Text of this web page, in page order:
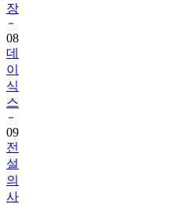
장
08
데
이
식
스
09
전
설
의
사